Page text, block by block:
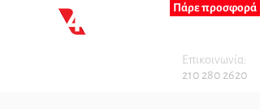
Πάρε προσφορά
Επικοινωνία:
210 280 2620